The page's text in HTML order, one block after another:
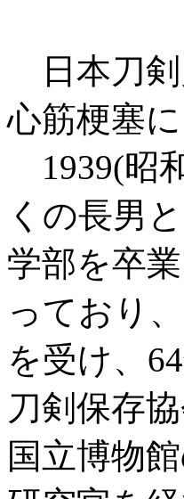
日本刀剣
心筋梗塞
1939(昭
くの長男
学部を卒
っており
を受け、
刀剣保存
国立博物